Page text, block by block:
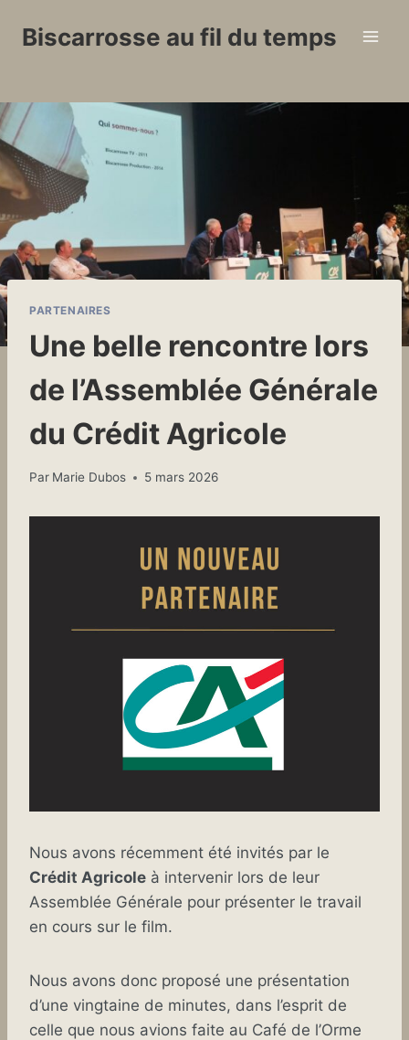
Biscarrosse au fil du temps
PARTENAIRES
Une belle rencontre lors
de l’Assemblée Générale
du Crédit Agricole
Par Marie Dubos 5 mars 2026
Nous avons récemment été invités par le
Crédit Agricole à intervenir lors de leur
Assemblée Générale pour présenter le travail
en cours sur le film.
Nous avons donc proposé une présentation
d’une vingtaine de minutes, dans l’esprit de
celle que nous avions faite au Café de l’Orme